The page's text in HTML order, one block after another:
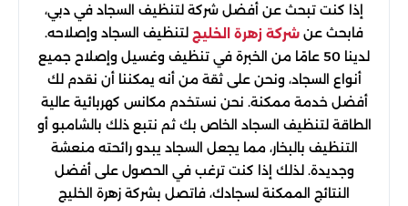
إذا كنت تبحث عن أفضل شركة لتنظيف السجاد في دبي،
فابحث عن شركة زهرة الخليج لتنظيف السجاد وإصلاحه.
لدينا 50 عامًا من الخبرة في تنظيف وغسيل وإصلاح جميع
أنواع السجاد، ونحن على ثقة من أنه يمكننا أن نقدم لك
أفضل خدمة ممكنة. نحن نستخدم مكانس كهربائية عالية
الطاقة لتنظيف السجاد الخاص بك ثم نتبع ذلك بالشامبو أو
التنظيف بالبخار، مما يجعل السجاد يبدو رائحته منعشة
وجديدة. لذلك إذا كنت ترغب في الحصول على أفضل
النتائج الممكنة لسجادك، فاتصل بشركة زهرة الخليج